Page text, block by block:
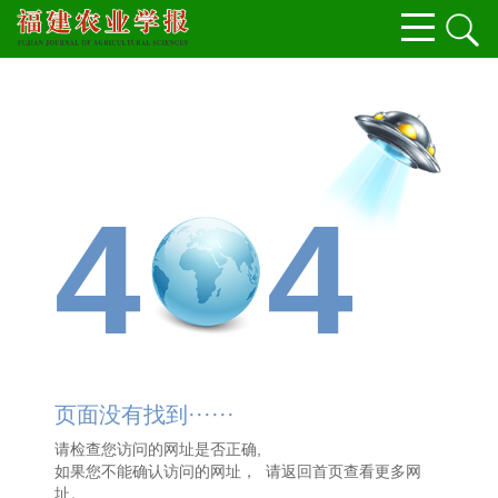
4 4
页面没有找到······
请检查您访问的网址是否正确,
如果您不能确认访问的网址， 请返回首页查看更多网
址。